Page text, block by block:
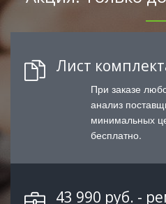
Лист
При заказе
анализ
минимальных
бесплатно.
43 990 руб. -